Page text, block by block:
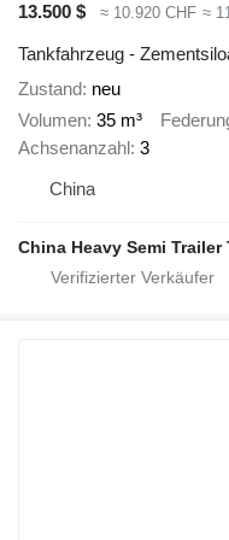
13.500 $
≈ 10.920 CHF ≈
Tankfahrzeug -
Zustand neu
Volumen 35 m³
Achsenanzahl 3
China
China Heavy Semi Trailer